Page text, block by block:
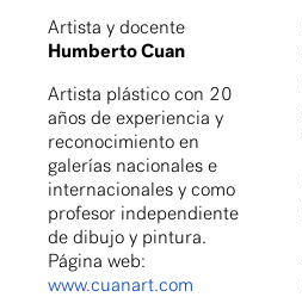
Artista y docente
Humberto Cuan
Artista plástico con 20
años de experiencia y
reconocimiento en
galerías nacionales e
internacionales y como
profesor independiente
de dibujo y pintura.
Página web:
www.cuanart.com